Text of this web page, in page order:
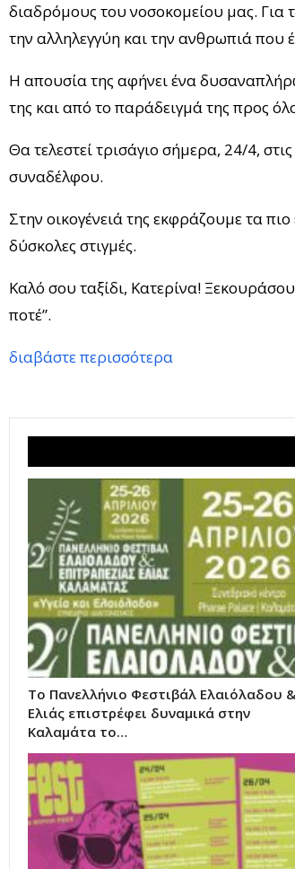
διαδρόμους του νοσοκομείου μας. Για
την αλληλεγγύη και την ανθρωπιά που
Η απουσία της αφήνει ένα
της και από το παράδειγμά της προς
Θα τελεστεί τρισάγιο σήμερα, 24/4,
συναδέλφου.
Στην οικογένειά της εκφράζουμε τα
δύσκολες στιγμές.
Καλό σου ταξίδι, Κατερίνα!
ποτέ”.
διαβάστε περισσότερα
Το Πανελλήνιο Φεστιβάλ Ελαιόλαδου &
Ελιάς επιστρέφει δυναμικά στην
Καλαμάτα το…